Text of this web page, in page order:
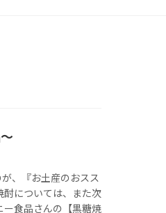
、『お土産のおスス
酎については、また次
ー食品さんの【黒糖焼